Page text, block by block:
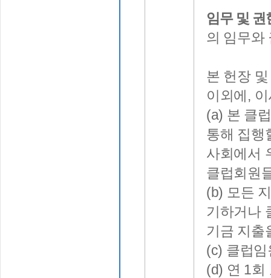
임무 및 권
의 임무와
본 헌장
이외에,
(a) 본 클
통해 집행
사회에서
클럽회원
(b) 모든
기하거나
기금 지출
(c) 클럽
(d) 연 1회